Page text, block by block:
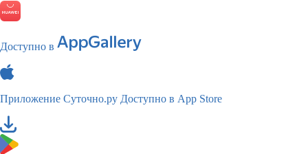
Доступно в
Приложение Суточно.ру Доступно в App Store